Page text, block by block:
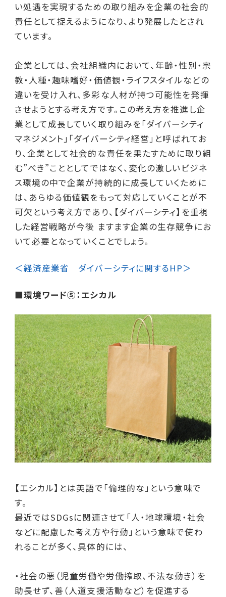
い処遇を実現するための取り組みを企業の社会的
責任として捉えるようになり、より発展したとされ
ています。
企業としては、会社組織内において、年齢・性別・宗
教・人種・趣味嗜好・価値観・ライフスタイルなどの
違いを受け入れ、多彩な人材が持つ可能性を発揮
させようとする考え方です。この考え方を推進し企
業として成長していく取り組みを「ダイバーシティ
マネジメント」「ダイバーシティ経営」と呼ばれてお
り、企業として社会的な責任を果たすために取り組
む”べき”こととしてではなく、変化の激しいビジネ
ス環境の中で企業が持続的に成長していくために
は、あらゆる価値観をもって対応していくことが不
可欠という考え方であり、【ダイバーシティ】を重視
した経営戦略が今後 ますます企業の生存競争にお
いて必要となっていくことでしょう。
＜経済産業省 ダイバーシティに関するHP＞
■環境ワード⑤：エシカル
【エシカル】とは英語で「倫理的な」という意味で
す。
最近ではSDGsに関連させて「人・地球環境・社会
などに配慮した考え方や行動」という意味で使わ
れることが多く、具体的には、
・社会の悪（児童労働や労働搾取、不法な動き）を
助長せず、善（人道支援活動など）を促進する